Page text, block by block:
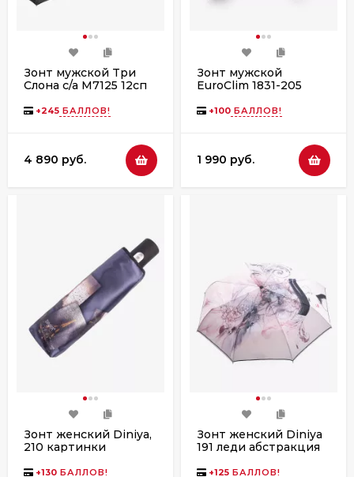
Зонт мужской Три
Слона с/а M7125 12сп
+245 БАЛЛОВ!
4 890 руб.
Зонт мужской
EuroClim 1831-205
+100 БАЛЛОВ!
1 990 руб.
Зонт женский Diniya,
210 картинки
+130 БАЛЛОВ!
Зонт женский Diniya
191 леди абстракция
+125 БАЛЛОВ!